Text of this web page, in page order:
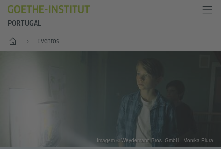
PORTUGAL
Início Eventos
Imagem © Weydemann Bros. GmbH _Monika Plura